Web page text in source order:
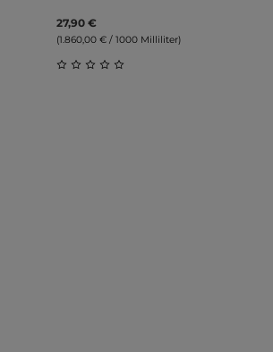
27,90 €
(1.860,00 € / 1000 Milliliter)